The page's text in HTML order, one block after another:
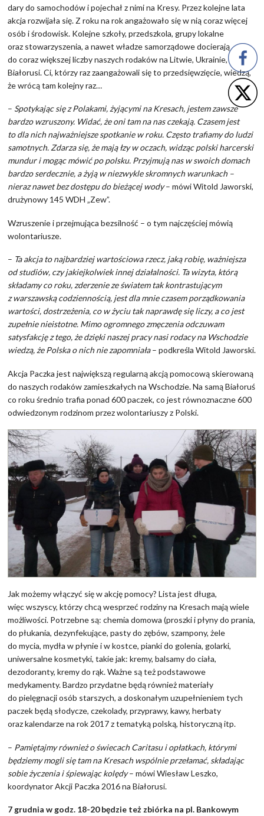
dary do samochodów i pojechał z nimi na Kresy. Przez kolejne lata
akcja rozwijała się. Z roku na rok angażowało się w nią coraz więcej
osób i środowisk. Kolejne szkoły, przedszkola, grupy lokalne
oraz stowarzyszenia, a nawet władze samorządowe docierają
do coraz większej liczby naszych rodaków na Litwie, Ukrainie,
Białorusi. Ci, którzy raz zaangażowali się to przedsięwzięcie, wiedzą,
że wrócą tam kolejny raz…
– Spotykając się z Polakami, żyjącymi na Kresach, jestem zawsze
bardzo wzruszony. Widać, że oni tam na nas czekają. Czasem jest
to dla nich najważniejsze spotkanie w roku. Często trafiamy do ludzi
samotnych. Zdarza się, że mają łzy w oczach, widząc polski harcerski
mundur i mogąc mówić po polsku. Przyjmują nas w swoich domach
bardzo serdecznie, a żyją w niezwykle skromnych warunkach –
nieraz nawet bez dostępu do bieżącej wody– mówi Witold Jaworski,
drużynowy 145 WDH „Zew”.
Wzruszenie i przejmująca bezsilność – o tym najczęściej mówią
wolontariusze.
– Ta akcja to najbardziej wartościowa rzecz, jaką robię, ważniejsza
od studiów, czy jakiejkolwiek innej działalności. Ta wizyta, którą
składamy co roku, zderzenie ze światem tak kontrastującym
z warszawską codziennością, jest dla mnie czasem porządkowania
wartości, dostrzeżenia, co w życiu tak naprawdę się liczy, a co jest
zupełnie nieistotne. Mimo ogromnego zmęczenia odczuwam
satysfakcję z tego, że dzięki naszej pracy nasi rodacy na Wschodzie
wiedzą, że Polska o nich nie zapomniała– podkreśla Witold Jaworski.
Akcja Paczka jest największą regularną akcją pomocową skierowaną
do naszych rodaków zamieszkałych na Wschodzie. Na samą Białoruś
co roku średnio trafia ponad 600 paczek, co jest równoznaczne 600
odwiedzonym rodzinom przez wolontariuszy z Polski.
Jak możemy włączyć się w akcję pomocy? Lista jest długa,
więc wszyscy, którzy chcą wesprzeć rodziny na Kresach mają wiele
możliwości. Potrzebne są: chemia domowa (proszki i płyny do prania,
do płukania, dezynfekujące, pasty do zębów, szampony, żele
do mycia, mydła w płynie i w kostce, pianki do golenia, golarki,
uniwersalne kosmetyki, takie jak: kremy, balsamy do ciała,
dezodoranty, kremy do rąk. Ważne są też podstawowe
medykamenty. Bardzo przydatne będą również materiały
do pielęgnacji osób starszych, a doskonałym uzupełnieniem tych
paczek będą słodycze, czekolady, przyprawy, kawy, herbaty
oraz kalendarze na rok 2017 z tematyką polską, historyczną itp.
– Pamiętajmy również o świecach Caritasu i opłatkach, którymi
będziemy mogli się tam na Kresach wspólnie przełamać, składając
sobie życzenia i śpiewając kolędy– mówi Wiesław Leszko,
koordynator Akcji Paczka 2016 na Białorusi.
7 grudnia w godz. 18-20 będzie też zbiórka na pl. Bankowym